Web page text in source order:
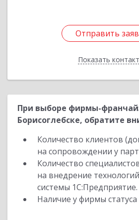
Отправить
Показать
Отправить
Назад
При выборе фирмы-
Борисоглебске, обратите
Количество клиентов
на сопровождении у
Количество
на внедрение
системы 1С:Предприятие.
Наличие у фирмы статуса